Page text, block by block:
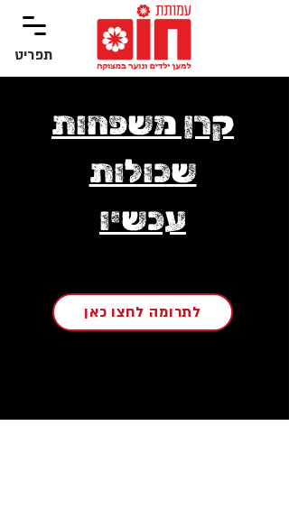
תפריט
קרן משפחות
שכולות
עכשיו
לתרומה לחצו כאן